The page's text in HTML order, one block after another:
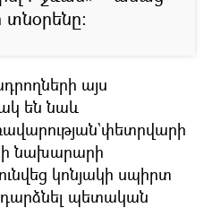
այս
են նաև
նախարարի
կոնյակի սպիրտ
պետական